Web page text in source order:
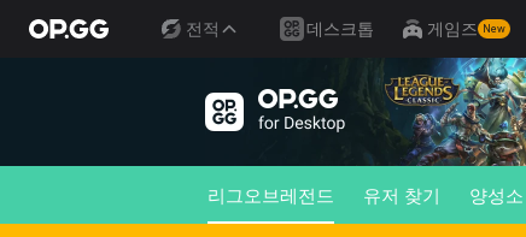
전적 데스크톱 게임즈 New
리그오브레전드 유저 찾기 양성소